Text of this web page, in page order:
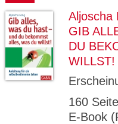
Aljoscha
GIB
DU
WILLST!
160
E-Book